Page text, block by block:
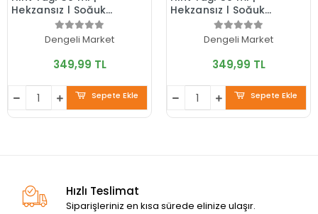
Hekzansız | Soğuk
Sıkım | Pratik
Kullanım | Cam Şişe |
Doğal Bakım Yağı
Dengeli Market
349,99 TL
Sepete Ekle
Hekzansız | Soğuk
Sıkım | Pratik
Kullanım | Cam Şişe |
Doğal Bakım Yağı
Dengeli Market
349,99 TL
Sepete Ekle
Hızlı Teslimat
Siparişleriniz en kısa sürede elinize ulaşır.